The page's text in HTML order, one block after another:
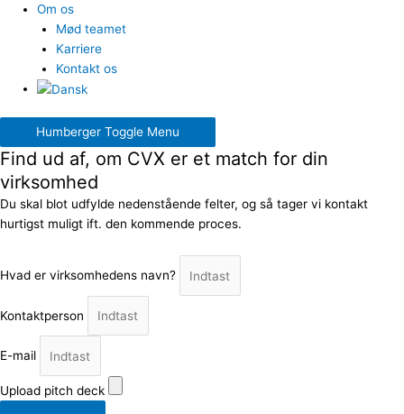
Om os
Mød teamet
Karriere
Kontakt os
Humberger Toggle Menu
Find ud af, om CVX er et match for din
virksomhed
Du skal blot udfylde nedenstående felter, og så tager vi kontakt
hurtigst muligt ift. den kommende proces.
Hvad er virksomhedens navn?
Kontaktperson
E-mail
Upload pitch deck